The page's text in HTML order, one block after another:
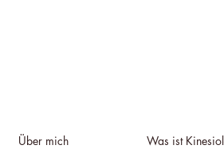
Über mich Was ist